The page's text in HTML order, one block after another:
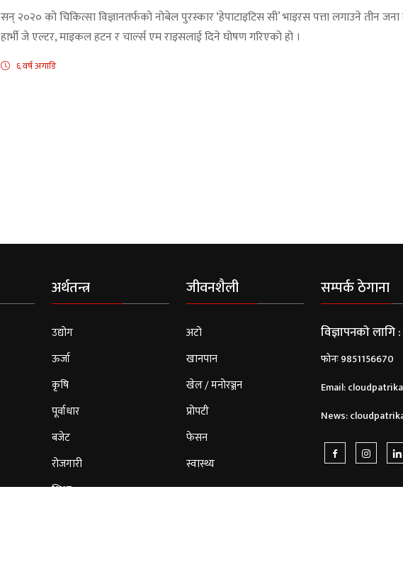
सन् २०२० को चिकित्सा विज्ञानतर्फको नोबेल पुरस्कार ‘हेपाटाइटिस सी’ भाइरस पत्ता लगाउने तीन जना
हार्भी जे एल्टर, माइकल हटन र चार्ल्स एम राइसलाई दिने घोषण गरिएको हो ।
६ वर्ष अगाडि
अर्थतन्त्र
उद्योग
ऊर्जा
कृषि
पूर्वाधार
बजेट
रोजगारी
शिक्षा
जीवनशैली
अटो
खानपान
खेल / मनोरञ्जन
प्रोपटी
फेसन
स्वास्थ्य
सम्पर्क ठेगाना
विज्ञापनको लागि :
फोनः 9851156670
Email:
News: